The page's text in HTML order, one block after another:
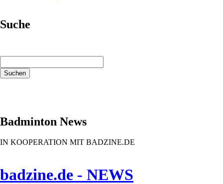
Suche
Suchen
Badminton News
IN KOOPERATION MIT BADZINE.DE
badzine.de - NEWS